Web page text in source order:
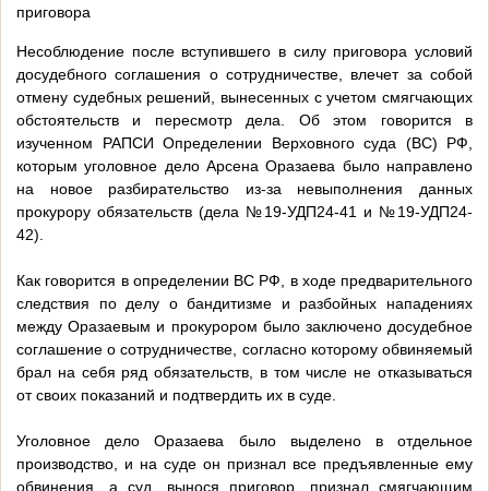
приговора
Несоблюдение после вступившего в силу приговора условий
досудебного соглашения о сотрудничестве, влечет за собой
отмену судебных решений, вынесенных с учетом смягчающих
обстоятельств и пересмотр дела. Об этом говорится в
изученном РАПСИ Определении Верховного суда (ВС) РФ,
которым уголовное дело Арсена Оразаева было направлено
на новое разбирательство из-за невыполнения данных
прокурору обязательств (дела №19-УДП24-41 и №19-УДП24-
42).
Как говорится в определении ВС РФ, в ходе предварительного
следствия по делу о бандитизме и разбойных нападениях
между Оразаевым и прокурором было заключено досудебное
соглашение о сотрудничестве, согласно которому обвиняемый
брал на себя ряд обязательств, в том числе не отказываться
от своих показаний и подтвердить их в суде.
Уголовное дело Оразаева было выделено в отдельное
производство, и на суде он признал все предъявленные ему
обвинения, а суд, вынося приговор, признал смягчающим